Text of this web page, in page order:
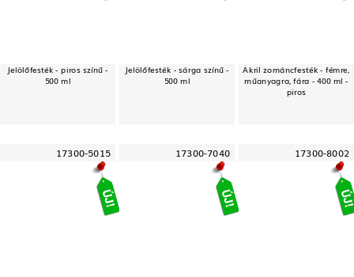
Jelölőfesték - piros színű -
500 ml
Jelölőfesték - sárga színű -
500 ml
Akril zománcfesték - fémre,
műanyagra, fára - 400 ml -
piros
17300-5015 17300-7040 17300-8002